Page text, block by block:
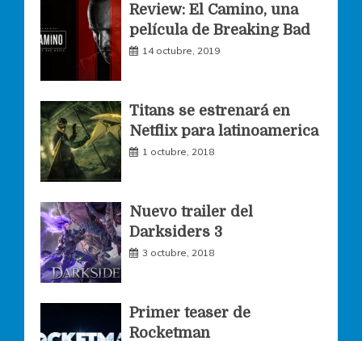
e
b
o
o
t
a
g
m
t
t
r
Review: El Camino, una
película de Breaking Bad
14 octubre, 2019
Titans se estrenará en
Netflix para latinoamerica
1 octubre, 2018
Nuevo trailer del
Darksiders 3
3 octubre, 2018
Primer teaser de
Rocketman